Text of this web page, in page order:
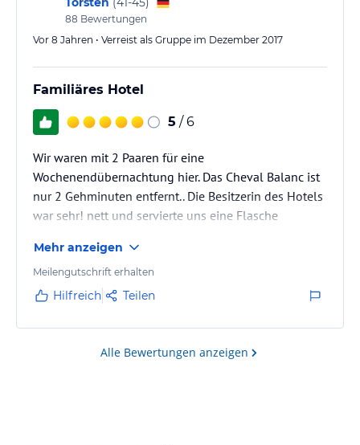
88 Bewertungen
Vor 8 Jahren • Verreist als Gruppe im Dezember 2017
Familiäres Hotel
5 / 6
Wir waren mit 2 Paaren für eine
Wochenendübernachtung hier. Das Cheval Balanc ist
nur 2 Gehminuten entfernt.. Die Besitzerin des Hotels
war sehr! nett und servierte uns eine Flasche
Zimmer waren sehr sauber und das Frühstück top. Die
familiäre Atmosphäre gefiel uns sehr gut.
Mehr anzeigen
Meilengutschrift erhalten
Hilfreich Teilen
Alle Bewertungen anzeigen